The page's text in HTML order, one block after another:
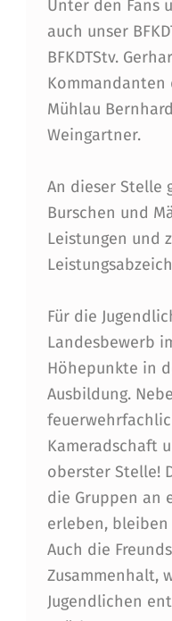
N
G
B
E
M
L
A
N
D
E
S
B
E
W
E
R
B
D
Unter den Fans
auch unser
BFKDTStv.
Kommandanten
Mühlau
Weingartner.
An dieser Stelle
Burschen und
Leistungen und
Für die
Landesbewerb
Höhepunkte in
Ausbildung.
Kameradschaft
oberster Stelle!
die Gruppen an
erleben,
Auch die
Zusammenhalt,
Jugendlichen